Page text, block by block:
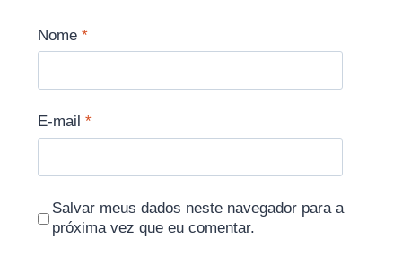
Nome *
E-mail *
Salvar meus dados neste navegador para a
próxima vez que eu comentar.